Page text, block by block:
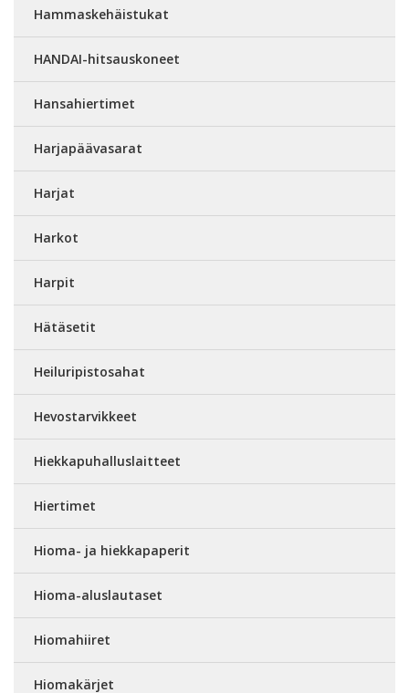
Hammaskehäistukat
HANDAI-hitsauskoneet
Hansahiertimet
Harjapäävasarat
Harjat
Harkot
Harpit
Hätäsetit
Heiluripistosahat
Hevostarvikkeet
Hiekkapuhalluslaitteet
Hiertimet
Hioma- ja hiekkapaperit
Hioma-aluslautaset
Hiomahiiret
Hiomakärjet